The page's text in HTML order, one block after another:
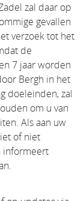
zal daar op
gevallen
verzoek tot het
de
7 jaar worden
Bergh in het
doeleinden, zal
om u van
Als aan uw
of niet
informeert